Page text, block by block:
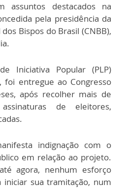
assuntos destacados na
pela presidência da
Bispos do Brasil (CNBB),
Iniciativa Popular (PLP)
foi entregue ao Congresso
após recolher mais de
de eleitores,
indignação com o
em relação ao projeto.
agora, nenhum esforço
sua tramitação, num